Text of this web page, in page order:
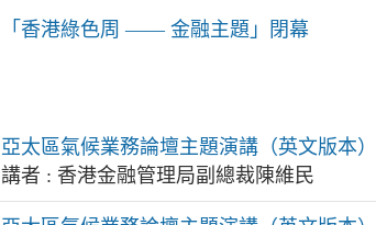
「香港綠色周 —— 金融主題」閉幕
亞太區氣候業務論壇主題演講（英文版本）
講者 : 香港金融管理局副總裁陳維民